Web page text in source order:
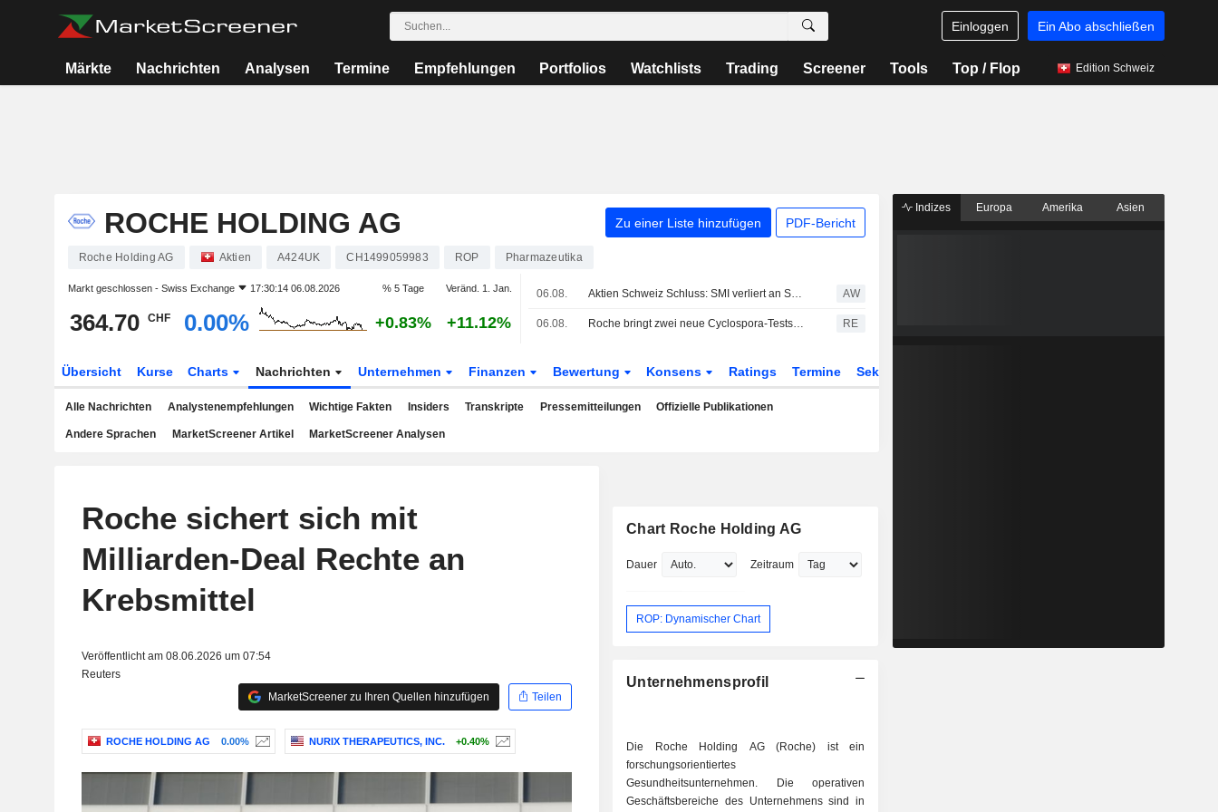
Einloggen Ein Abo abschließen
Märkte Nachrichten Analysen Termine Empfehlungen Portfolios Watchlists Trading Screener Tools Top / Flop Edition Schweiz
ROCHE HOLDING AG Zu einer Liste hinzufügen PDF-Bericht
Roche Holding AG Aktien A424UK CH1499059983 ROP Pharmazeutika
Markt geschlossen - Swiss Exchange 17:30:14 06.08.2026 % 5 Tage Veränd. 1. Jan.
364.70 CHF 0.00% +0.83% +11.12%
06.08. Aktien Schweiz Schluss: SMI verliert an Schwung und beendet Gewinnserie AW
06.08. Roche bringt zwei neue Cyclospora-Tests auf den Markt, während sich US-Ausbruch ausweitet RE
Übersicht Kurse Charts Nachrichten Unternehmen Finanzen Bewertung Konsens Ratings Termine Sektor
Alle Nachrichten Analystenempfehlungen Wichtige Fakten Insiders Transkripte Pressemitteilungen Offizielle Publikationen
Andere Sprachen MarketScreener Artikel MarketScreener Analysen
Roche sichert sich mit
Milliarden-Deal Rechte an
Krebsmittel
Veröffentlicht am 08.06.2026 um 07:54
Reuters
MarketScreener zu Ihren Quellen hinzufügen
Teilen
ROCHE HOLDING AG 0.00% NURIX THERAPEUTICS, INC. +0.40%
Chart Roche Holding AG
Dauer Zeitraum
ROP: Dynamischer Chart
Unternehmensprofil
Die Roche Holding AG (Roche) ist ein
forschungsorientiertes
Gesundheitsunternehmen. Die operativen
Geschäftsbereiche des Unternehmens sind in
Indizes Europa Amerika Asien